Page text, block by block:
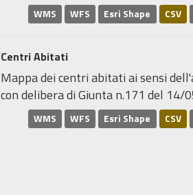
WMS WFS Esri Shape CSV
Centri Abitati
Mappa dei centri abitati ai sensi
con delibera di Giunta n.171 del 14/
WMS WFS Esri Shape CSV